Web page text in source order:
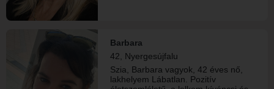
Barbara
42, Nyergesújfalu
Szia, Barbara vagyok, 42 éves nő,
lakhelyem Lábatlan. Pozitív